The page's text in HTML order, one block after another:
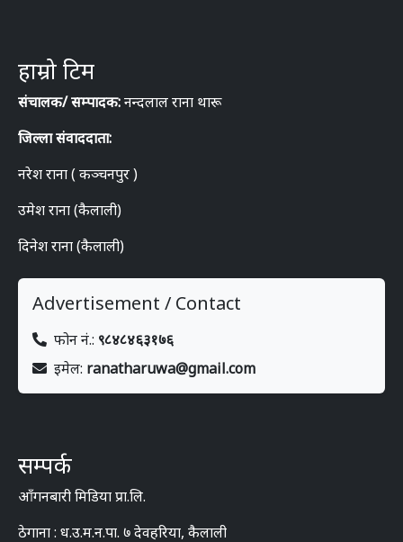
हाम्रो टिम
संचालक/ सम्पादक:नन्दलाल राना थारू
जिल्ला संवाददाता:
नरेश राना ( कञ्चनपुर )
उमेश राना (कैलाली)
दिनेश राना (कैलाली)
Advertisement / Contact
फोन नं.: ९८४८४६३१७६
इमेल: ranatharuwa@gmail.com
सम्पर्क
आँगनबारी मिडिया प्रा.लि.
ठेगाना : ध.उ.म.न.पा. ७ देवहरिया, कैलाली